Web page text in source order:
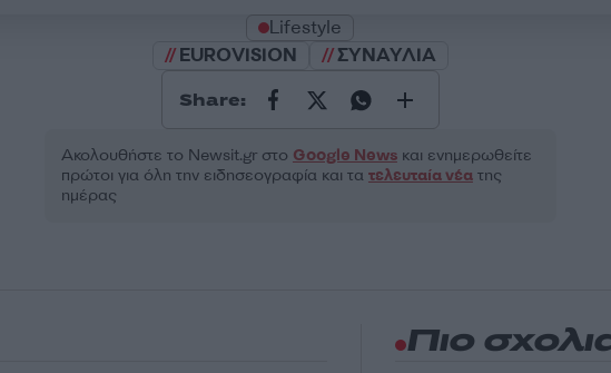
Lifestyle
EUROVISION
ΣΥΝΑΥΛΙΑ
Share:
Ακολουθήστε το Νewsit.gr στο Google Newsκαι ενημερωθείτε
πρώτοι για όλη την ειδησεογραφία και τα τελευταία νέατης
ημέρας
Πιο